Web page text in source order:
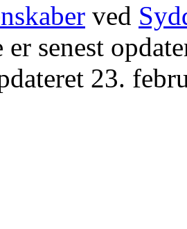
ved
er senest
23.